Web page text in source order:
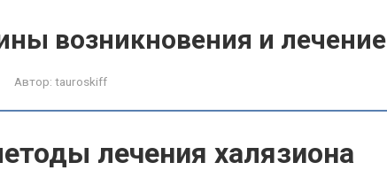
возникновения и лечение
Автор: tauroskiff
лечения халязиона